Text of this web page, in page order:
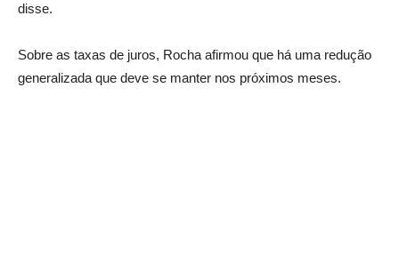
disse.
Sobre as taxas de juros, Rocha afirmou que há uma redução
generalizada que deve se manter nos próximos meses.